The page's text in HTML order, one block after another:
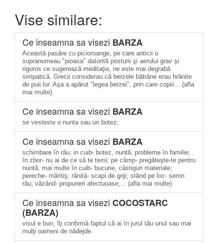
Vise similare:
Ce inseamna sa visezi BARZA
Această pasăre cu picioroange, pe care anticii o
supranumeau "pioasa" datorită posturii şi aerului grav şi
riguros ce sugerează meditaţia, ne este mai degrabă
simpatică. Grecii considerau că berzele bătrâne erau hrănite
de puii lor. Aşa a apărut "legea berzei", prin care copiii... (afla
mai multe)
Ce inseamna sa visezi BARZA
se vesteste o nunta sau un botez;
Ce inseamna sa visezi BARZA
schimbare în rău; in cuib- botez, nuntă, probleme în familie;
în zbor- nu ai de ce să te temi; pe câmp- pregăteşte-te pentru
nuntă; mai multe în cuib- bucurie, câstiguri materiale;
pereche- măritiş; rănită- scapi de griji; stând pe loc- semn
rău; văzând- propuneri afectuoase;... (afla mai multe)
Ce inseamna sa visezi COCOSTARC
(BARZA)
visul e bun, îţi confirmă faptul că ai în jurul tău unul sau mai
mulţi oameni de nădejde.